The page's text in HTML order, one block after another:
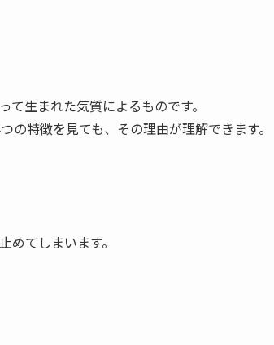
生まれた気質によるものです。
特徴を見ても、その理由が理解できます。
てしまいます。